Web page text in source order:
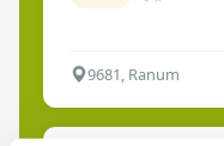
9681, Ranum